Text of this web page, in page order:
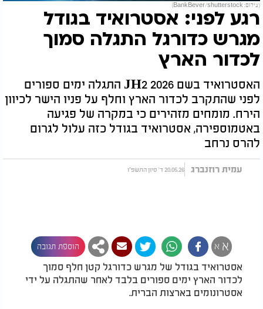
(צילום: BankBever/shutterstock)
רגע לפני: אסטרואיד בגודל
מגרש כדורגל התגלה סמוך
לכדור הארץ
האסטרואיד בשם 2026 JH2 התגלה ימים ספורים
לפני שהתקרב לכדור הארץ וחלף על פניו הישר לכיוון
הירח. מומחים מזהירים כי במקרה של פגיעה
באטמוספירה, אסטרואיד בגודל כזה עלול לגרום
להרס נרחב
עמית רוזנברג 20.05.26 ד' סיון התשפ"ו
א א הוספת תגובה
אסטרואיד בגודל של מגרש כדורגל קטן חלף סמוך
לכדור הארץ ימים ספורים בלבד לאחר שהתגלה על ידי
אסטרונומים בארצות הברית.